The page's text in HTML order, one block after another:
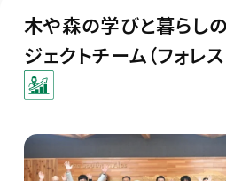
木や森の学びと暮らし
ジェクトチーム（フォレス